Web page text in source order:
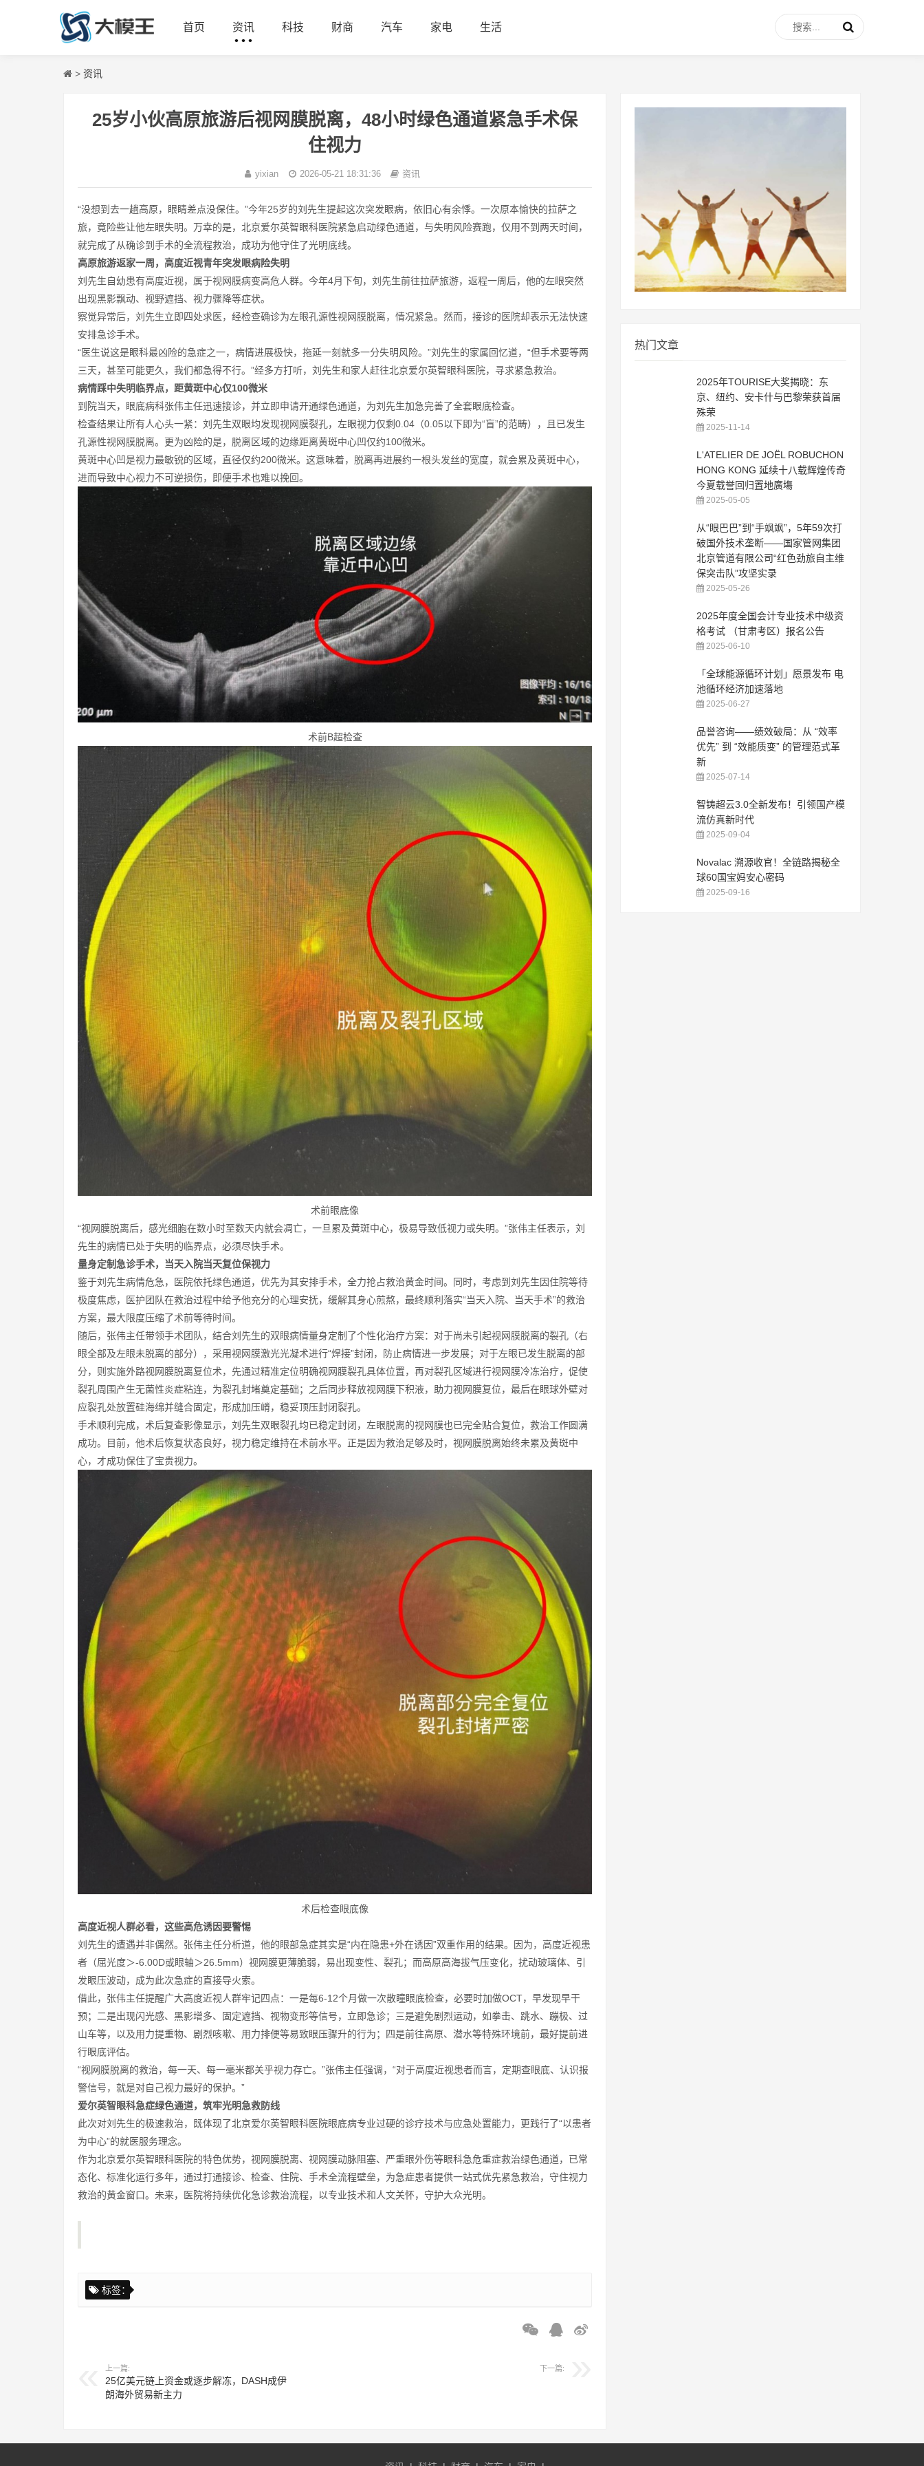
首页 资讯 科技 财商 汽车 家电 生活
> 资讯
25岁小伙高原旅游后视网膜脱离，48小时绿色通道紧急手术保
住视力
yixian 2026-05-21 18:31:36 资讯
“没想到去一趟高原，眼睛差点没保住。”今年25岁的刘先生提起这次突发眼病，依旧心有余悸。一次原本愉快的拉萨之
旅，竟险些让他左眼失明。万幸的是，北京爱尔英智眼科医院紧急启动绿色通道，与失明风险赛跑，仅用不到两天时间，
就完成了从确诊到手术的全流程救治，成功为他守住了光明底线。
高原旅游返家一周，高度近视青年突发眼病险失明
刘先生自幼患有高度近视，属于视网膜病变高危人群。今年4月下旬，刘先生前往拉萨旅游，返程一周后，他的左眼突然
出现黑影飘动、视野遮挡、视力骤降等症状。
察觉异常后，刘先生立即四处求医，经检查确诊为左眼孔源性视网膜脱离，情况紧急。然而，接诊的医院却表示无法快速
安排急诊手术。
“医生说这是眼科最凶险的急症之一，病情进展极快，拖延一刻就多一分失明风险。”刘先生的家属回忆道，“但手术要等两
三天，甚至可能更久，我们都急得不行。”经多方打听，刘先生和家人赶往北京爱尔英智眼科医院，寻求紧急救治。
病情踩中失明临界点，距黄斑中心仅100微米
到院当天，眼底病科张伟主任迅速接诊，并立即申请开通绿色通道，为刘先生加急完善了全套眼底检查。
检查结果让所有人心头一紧：刘先生双眼均发现视网膜裂孔，左眼视力仅剩0.04（0.05以下即为“盲”的范畴），且已发生
孔源性视网膜脱离。更为凶险的是，脱离区域的边缘距离黄斑中心凹仅约100微米。
黄斑中心凹是视力最敏锐的区域，直径仅约200微米。这意味着，脱离再进展约一根头发丝的宽度，就会累及黄斑中心，
进而导致中心视力不可逆损伤，即便手术也难以挽回。
术前B超检查
术前眼底像
“视网膜脱离后，感光细胞在数小时至数天内就会凋亡，一旦累及黄斑中心，极易导致低视力或失明。”张伟主任表示，刘
先生的病情已处于失明的临界点，必须尽快手术。
量身定制急诊手术，当天入院当天复位保视力
鉴于刘先生病情危急，医院依托绿色通道，优先为其安排手术，全力抢占救治黄金时间。同时，考虑到刘先生因住院等待
极度焦虑，医护团队在救治过程中给予他充分的心理安抚，缓解其身心煎熬，最终顺利落实“当天入院、当天手术”的救治
方案，最大限度压缩了术前等待时间。
随后，张伟主任带领手术团队，结合刘先生的双眼病情量身定制了个性化治疗方案：对于尚未引起视网膜脱离的裂孔（右
眼全部及左眼未脱离的部分），采用视网膜激光光凝术进行“焊接”封闭，防止病情进一步发展；对于左眼已发生脱离的部
分，则实施外路视网膜脱离复位术，先通过精准定位明确视网膜裂孔具体位置，再对裂孔区域进行视网膜冷冻治疗，促使
裂孔周围产生无菌性炎症粘连，为裂孔封堵奠定基础；之后同步释放视网膜下积液，助力视网膜复位，最后在眼球外壁对
应裂孔处放置硅海绵并缝合固定，形成加压嵴，稳妥顶压封闭裂孔。
手术顺利完成，术后复查影像显示，刘先生双眼裂孔均已稳定封闭，左眼脱离的视网膜也已完全贴合复位，救治工作圆满
成功。目前，他术后恢复状态良好，视力稳定维持在术前水平。正是因为救治足够及时，视网膜脱离始终未累及黄斑中
心，才成功保住了宝贵视力。
术后检查眼底像
高度近视人群必看，这些高危诱因要警惕
刘先生的遭遇并非偶然。张伟主任分析道，他的眼部急症其实是“内在隐患+外在诱因”双重作用的结果。因为，高度近视患
者（屈光度＞-6.00D或眼轴＞26.5mm）视网膜更薄脆弱，易出现变性、裂孔；而高原高海拔气压变化，扰动玻璃体、引
发眼压波动，成为此次急症的直接导火索。
借此，张伟主任提醒广大高度近视人群牢记四点：一是每6-12个月做一次散瞳眼底检查，必要时加做OCT，早发现早干
预；二是出现闪光感、黑影增多、固定遮挡、视物变形等信号，立即急诊；三是避免剧烈运动，如拳击、跳水、蹦极、过
山车等，以及用力提重物、剧烈咳嗽、用力排便等易致眼压骤升的行为；四是前往高原、潜水等特殊环境前，最好提前进
行眼底评估。
“视网膜脱离的救治，每一天、每一毫米都关乎视力存亡。”张伟主任强调，“对于高度近视患者而言，定期查眼底、认识报
警信号，就是对自己视力最好的保护。”
爱尔英智眼科急症绿色通道，筑牢光明急救防线
此次对刘先生的极速救治，既体现了北京爱尔英智眼科医院眼底病专业过硬的诊疗技术与应急处置能力，更践行了“以患者
为中心”的就医服务理念。
作为北京爱尔英智眼科医院的特色优势，视网膜脱离、视网膜动脉阻塞、严重眼外伤等眼科急危重症救治绿色通道，已常
态化、标准化运行多年，通过打通接诊、检查、住院、手术全流程壁垒，为急症患者提供一站式优先紧急救治，守住视力
救治的黄金窗口。未来，医院将持续优化急诊救治流程，以专业技术和人文关怀，守护大众光明。
标签：
上一篇:
25亿美元链上资金或逐步解冻，DASH成伊
朗海外贸易新主力
下一篇:
热门文章
2025年TOURISE大奖揭晓：东
京、纽约、安卡什与巴黎荣获首届
殊荣
2025-11-14
L'ATELIER DE JOËL ROBUCHON
HONG KONG 延续十八载辉煌传奇
今夏载誉回归置地廣塲
2025-05-05
从“眼巴巴”到“手飒飒”，5年59次打
破国外技术垄断——国家管网集团
北京管道有限公司“红色劲旅自主维
保突击队”攻坚实录
2025-05-26
2025年度全国会计专业技术中级资
格考试 （甘肃考区）报名公告
2025-06-10
「全球能源循环计划」愿景发布 电
池循环经济加速落地
2025-06-27
品誉咨询——绩效破局：从 “效率
优先” 到 “效能质变” 的管理范式革
新
2025-07-14
智铸超云3.0全新发布！引领国产模
流仿真新时代
2025-09-04
Novalac 溯源收官！全链路揭秘全
球60国宝妈安心密码
2025-09-16